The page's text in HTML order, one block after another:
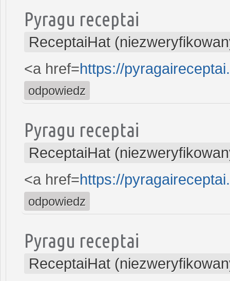
Pyragu receptai
ReceptaiHat
<a href=https://
odpowiedz
Pyragu receptai
ReceptaiHat
<a href=https://
odpowiedz
Pyragu receptai
ReceptaiHat